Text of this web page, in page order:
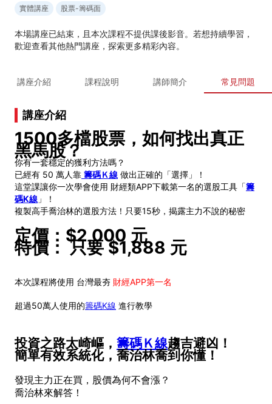
實體講座 股票-籌碼面
本場講座已結束，且本次課程不提供課後影音。若想持續學習，
歡迎查看其他熱門講座，探索更多精彩內容。
講座介紹 課程說明 講師簡介 常見問題
講座介紹
1500多檔股票，如何找出真正
黑馬股？
你有一套穩定的獲利方法嗎？
已經有 50 萬人靠 籌碼Ｋ線 做出正確的「選擇」！
這堂課讓你一次學會使用 財經類APP下載第一名的選股工具「籌
碼K線 」！
複製高手喬治林的選股方法！只要15秒，揭露主力不說的秘密
定價：$2,000 元
特價： 只要 $1,888 元
本次課程將使用 台灣最夯 財經APP第一名
超過50萬人使用的籌碼K線 進行教學
投資之路太崎嶇， 籌碼Ｋ線趨吉避凶！
簡單有效系統化，喬治林喬到你懂！
發現主力正在買，股價為何不會漲？
喬治林來解答！